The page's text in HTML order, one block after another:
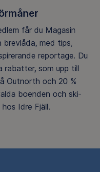
får du Magasin
brevlåda, med tips,
reportage. Du
rabatter, som upp till
Outnorth och 20 %
boenden och ski-
Idre Fjäll.